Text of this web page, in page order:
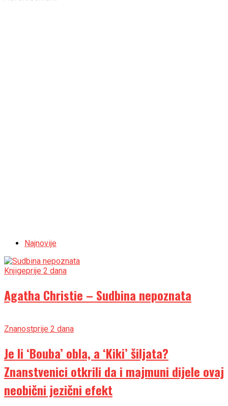
Najnovije
Knjigeprije 2 dana
Agatha Christie – Sudbina nepoznata
Znanostprije 2 dana
Je li ‘Bouba’ obla, a ‘Kiki’ šiljata?
Znanstvenici otkrili da i majmuni dijele ovaj
neobični jezični efekt